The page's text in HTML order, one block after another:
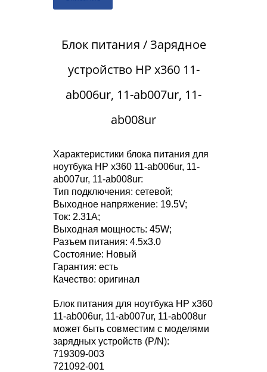
Блок питания / Зарядное
устройство HP x360 11-
ab006ur, 11-ab007ur, 11-
ab008ur
Характеристики блока питания для
ноутбука HP x360 11-ab006ur, 11-
ab007ur, 11-ab008ur:
Тип подключения: сетевой;
Выходное напряжение: 19.5V;
Ток: 2.31A;
Выходная мощность: 45W;
Разъем питания: 4.5x3.0
Состояние: Новый
Гарантия: есть
Качество: оригинал
Блок питания для ноутбука HP x360
11-ab006ur, 11-ab007ur, 11-ab008ur
может быть совместим с моделями
зарядных устройств (P/N):
719309-003
721092-001